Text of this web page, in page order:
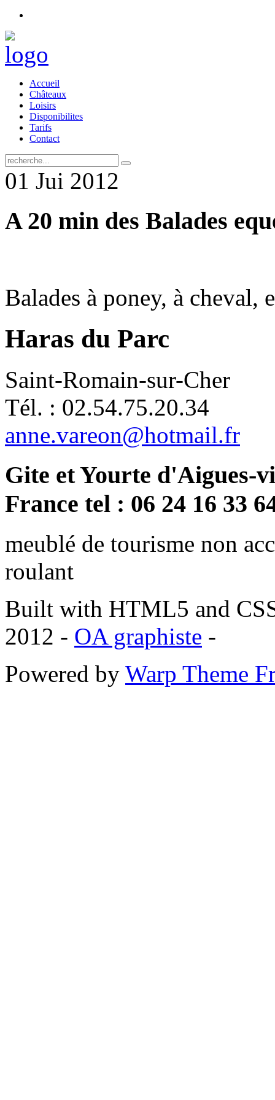
Accueil
Châteaux
Loisirs
Disponibilites
Tarifs
Contact
01 Jui 2012
A 20 min des Balades
Balades à poney, à cheval,
Haras du Parc
Saint-Romain-sur-Cher
Tél. : 02.54.75.20.34
anne.vareon@hotmail.fr
Gite et Yourte d'Aigues-
France tel : 06 24 16 33
meublé de tourisme non
roulant
Built with HTML5 and
2012 - OA graphiste -
Powered by Warp Theme